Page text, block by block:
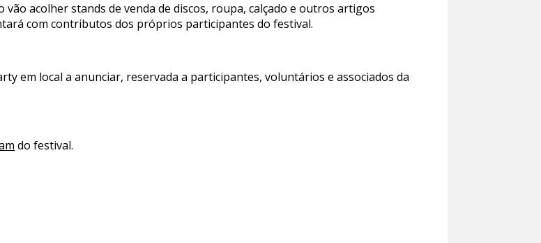
acolher stands de venda de discos, roupa, calçado e outros artigos
com contributos dos próprios participantes do festival.
em local a anunciar, reservada a participantes, voluntários e associados da
do festival.